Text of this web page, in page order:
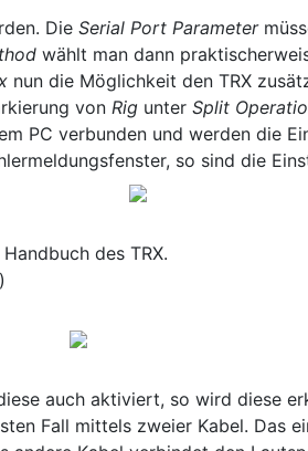
Die Serial Port Parameter
wählt man dann
nun die Möglichkeit den TRX
von Rig unter Split
PC verbunden und werden die
so sind die
des TRX.
auch aktiviert, so wird diese
Fall mittels zweier Kabel. Das